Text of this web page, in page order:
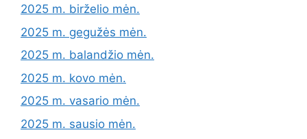
2025 m. birželio mėn.
2025 m. gegužės mėn.
2025 m. balandžio mėn.
2025 m. kovo mėn.
2025 m. vasario mėn.
2025 m. sausio mėn.